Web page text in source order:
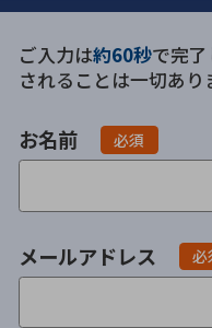
ご入力は約60秒で完
されることは一切あり
お名前 必須
メールアドレス 必